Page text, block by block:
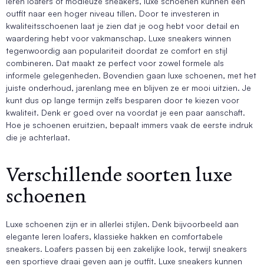
outfit naar een hoger niveau tillen. Door te investeren in
kwaliteitsschoenen laat je zien dat je oog hebt voor detail en
waardering hebt voor vakmanschap. Luxe sneakers winnen
tegenwoordig aan populariteit doordat ze comfort en stijl
combineren. Dat maakt ze perfect voor zowel formele als
informele gelegenheden. Bovendien gaan luxe schoenen, met het
juiste onderhoud, jarenlang mee en blijven ze er mooi uitzien. Je
kunt dus op lange termijn zelfs besparen door te kiezen voor
kwaliteit. Denk er goed over na voordat je een paar aanschaft.
Hoe je schoenen eruitzien, bepaalt immers vaak de eerste indruk
die je achterlaat.
Verschillende soorten luxe
schoenen
Luxe schoenen zijn er in allerlei stijlen. Denk bijvoorbeeld aan
elegante leren loafers, klassieke hakken en comfortabele
sneakers. Loafers passen bij een zakelijke look, terwijl sneakers
een sportieve draai geven aan je outfit. Luxe sneakers kunnen